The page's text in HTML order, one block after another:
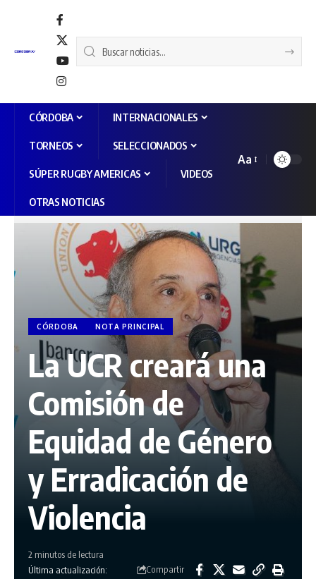
CÓRDOBA INTERNACIONALES
TORNEOS SELECCIONADOS
SÚPER RUGBY AMERICAS VIDEOS
OTRAS NOTICIAS
Aa
CÓRDOBA NOTA PRINCIPAL
La UCR creará una
Comisión de
Equidad de Género
y Erradicación de
Violencia
Última actualización:
2 minutos de lectura
Compartir